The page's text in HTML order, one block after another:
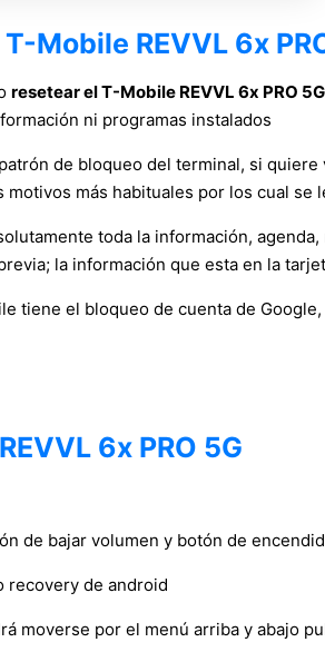
Mobile REVVL 6x
resetear el T-Mobile REVVL 6x PRO 5G
ni programas instalados
de bloqueo del terminal, si
más habituales por los cual se
toda la información,
la información que esta en la
tiene el bloqueo de cuenta de
6x PRO 5G
de bajar volumen y botón de
recovery de android
moverse por el menú arriba y abajo